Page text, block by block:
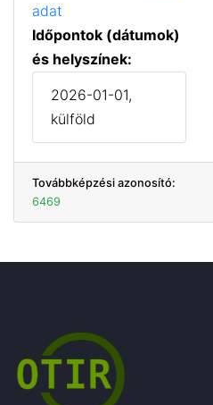
adat
Időpontok (dátumok)
és helyszínek:
2026-01-01,
külföld
Továbbképzési azonosító:
6469